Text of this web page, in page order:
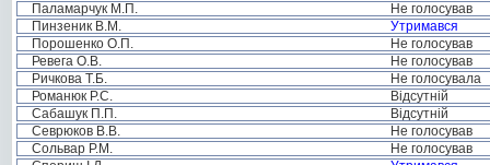
Паламарчук М.П.
Не голосував
Пинзеник В.М.
Утримався
Порошенко О.П.
Не голосував
Ревега О.В.
Не голосував
Ричкова Т.Б.
Не голосувала
Романюк Р.С.
Відсутній
Сабашук П.П.
Відсутній
Севрюков В.В.
Не голосував
Сольвар Р.М.
Не голосував